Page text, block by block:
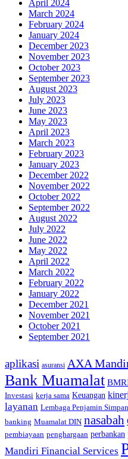
April 2024
March 2024
February 2024
January 2024
December 2023
November 2023
October 2023
September 2023
August 2023
July 2023
June 2023
May 2023
April 2023
March 2023
February 2023
January 2023
December 2022
November 2022
October 2022
September 2022
August 2022
July 2022
June 2022
May 2022
April 2022
March 2022
February 2022
January 2022
December 2021
November 2021
October 2021
September 2021
aplikasi asuransi AXA
Bank Muamalat
Investasi kerja sama Keuangan
layanan Lembaga Penjamin
banking Muamalat DIN nasabah
pembiayaan penghargaan perbankan
Mandiri Financial Services